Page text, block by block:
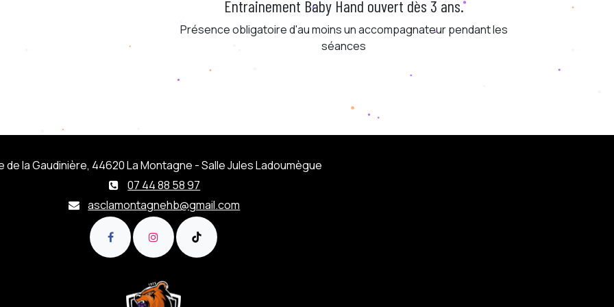
​Entrainement Baby Hand ouvert dès 3 ans.
Présence obligatoire d'au moins un accompagnateur pendant les
séances
de la Gaudinière, 44620 La Montagne - Salle Jules Ladoumègue
07 44 88 58 97
asclamontagnehb@gmail.com